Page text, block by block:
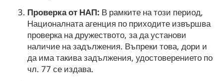
Проверка от НАП: В рамките на този период,
Националната агенция по приходите извършва
проверка на дружеството, за да установи
наличие на задължения. Въпреки това, дори и
да има такива задължения, удостоверението по
чл. 77 се издава.